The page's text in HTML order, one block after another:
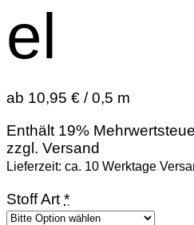
el
ab 10,95 € / 0,5 m
Enthält 19%
zzgl. Versand
Lieferzeit: ca. 10 Werktage
Stoff Art *